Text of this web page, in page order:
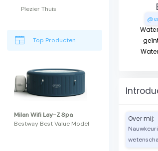
Plezier Thuis
newspaper Top Producten
Milan Wifi Lay-Z Spa
Bestway Best Value Model
Over mij: